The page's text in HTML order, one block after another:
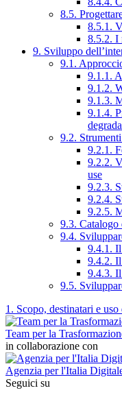
8.5.
8.5.1.
8.5.2. I
9. Sviluppo
9.1.
9.1.1.
9.1.2.
9.1.3.
9.1.4.
9.2.
9.2.1.
9.2.2.
use
9.2.3.
9.2.4.
9.2.5.
9.3. Catalogo
9.4.
9.4.1.
9.4.2.
9.4.3.
9.5.
1. Scopo, destinatari e
Team per la
in collaborazione con
Agenzia per l'Italia
Seguici su